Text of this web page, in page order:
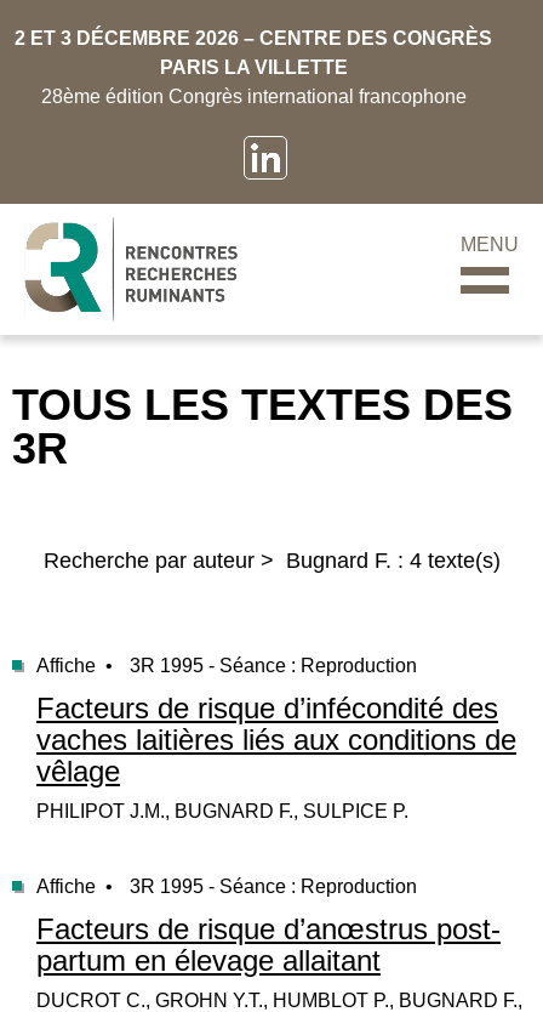
2 ET 3 DÉCEMBRE 2026 – CENTRE DES CONGRÈS
PARIS LA VILLETTE
28ème édition Congrès international francophone
MENU
TOUS LES TEXTES DES
3R
Recherche par auteur > Bugnard F. : 4 texte(s)
Affiche • 3R 1995 - Séance : Reproduction
Facteurs de risque d’infécondité des
vaches laitières liés aux conditions de
vêlage
PHILIPOT J.M., BUGNARD F., SULPICE P.
Affiche • 3R 1995 - Séance : Reproduction
Facteurs de risque d’anœstrus post-
partum en élevage allaitant
DUCROT C., GROHN Y.T., HUMBLOT P., BUGNARD F.,